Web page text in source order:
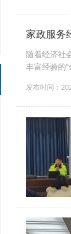
家政服务
随着经济社
丰富经验的
发布时间：